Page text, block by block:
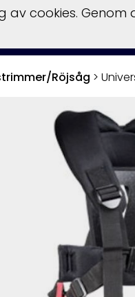
Röjsåg >
av cookies.